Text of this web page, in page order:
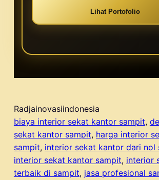
Lihat Portofolio
Radjainovasiindonesia
biaya interior sekat kantor sampit,
sekat kantor sampit, harga interior
sampit, interior sekat kantor dari nol
interior sekat kantor sampit, interior
terbaik di sampit, jasa profesional